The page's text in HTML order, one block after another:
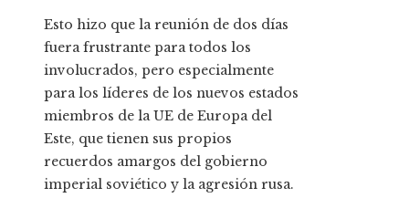
Esto hizo que la reunión de dos días
fuera frustrante para todos los
involucrados, pero especialmente
para los líderes de los nuevos estados
miembros de la UE de Europa del
Este, que tienen sus propios
recuerdos amargos del gobierno
imperial soviético y la agresión rusa.